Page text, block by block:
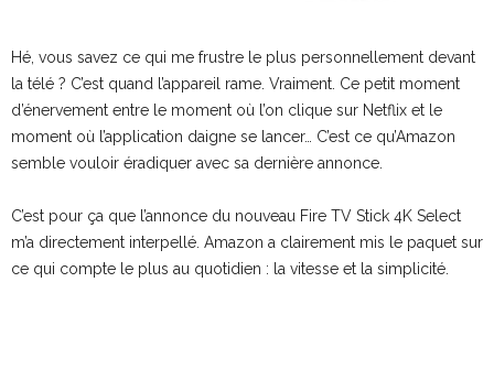
Hé, vous savez ce qui me frustre le plus personnellement devant
la télé ? C’est quand l’appareil rame. Vraiment. Ce petit moment
d’énervement entre le moment où l’on clique sur Netflix et le
moment où l’application daigne se lancer… C’est ce qu’Amazon
semble vouloir éradiquer avec sa dernière annonce.
C’est pour ça que l’annonce du nouveau Fire TV Stick 4K Select
m’a directement interpellé. Amazon a clairement mis le paquet sur
ce qui compte le plus au quotidien : la vitesse et la simplicité.